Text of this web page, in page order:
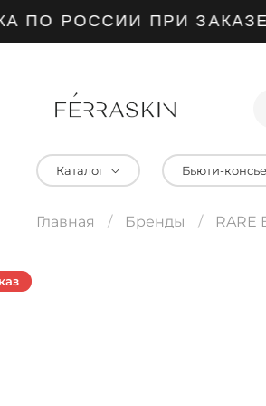
РОССИИ ПРИ ЗАКАЗЕ
Каталог Бьюти-
Главная Бренды RARE